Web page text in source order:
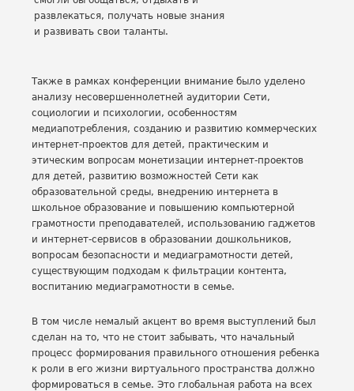
развлекаться, получать новые знания
и развивать свои таланты.
Также в рамках конференции внимание было уделено
анализу несовершеннолетней аудитории Сети,
социологии и психологии, особенностям
медиапотребления, созданию и развитию коммерческих
интернет-проектов для детей, практическим и
этическим вопросам монетизации интернет-проектов
для детей, развитию возможностей Сети как
образовательной среды, внедрению интернета в
школьное образование и повышению компьютерной
грамотности преподавателей, использованию гаджетов
и интернет-сервисов в образовании дошкольников,
вопросам безопасности и медиаграмотности детей,
существующим подходам к фильтрации контента,
воспитанию медиаграмотности в семье.
В том числе немалый акцент во время выступлений был
сделан на то, что не стоит забывать, что начальный
процесс формирования правильного отношения ребенка
к роли в его жизни виртуального пространства должно
формироваться в семье. Это глобальная работа на всех